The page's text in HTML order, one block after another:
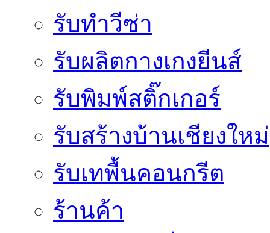
รับทำวีซ่า
รับผลิตกางเกงยีนส์
รับพิมพ์สติ๊กเกอร์
รับสร้างบ้านเชียงใหม่
รับเทพื้นคอนกรีต
ร้านค้า